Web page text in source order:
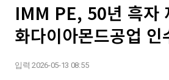
IMM PE, 50년 흑자
화다이아몬드공업 인
입력 2026-05-13 08:55